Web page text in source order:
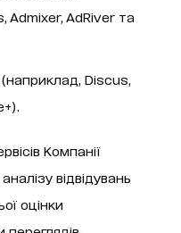
Admixer, AdRiver та
Discus,
Компанії
відвідувань
оцінки